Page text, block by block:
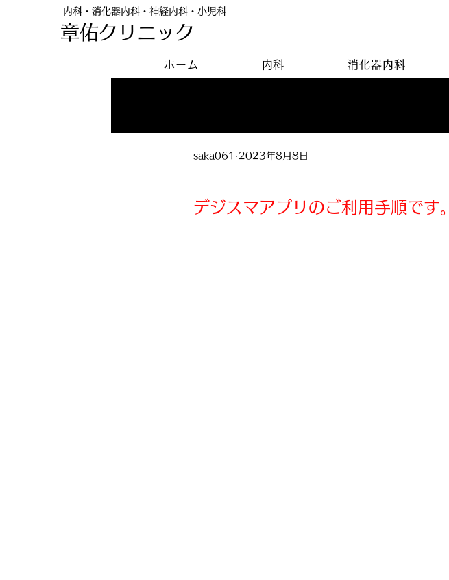
章佑クリニック
内科・消化器内科・神経内科・小児科
ホーム 内科 消化器内科
saka061 2023年8月8日
デジスマアプリのご利用手順です。